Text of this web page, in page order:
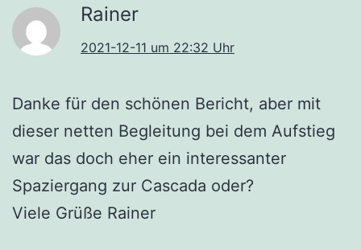
Rainer
2021-12-11 um 22:32 Uhr
Danke für den schönen Bericht, aber mit
dieser netten Begleitung bei dem Aufstieg
war das doch eher ein interessanter
Spaziergang zur Cascada oder?
Viele Grüße Rainer